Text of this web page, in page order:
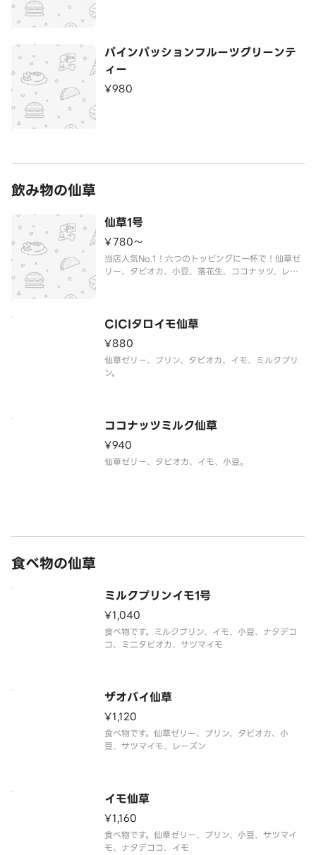
パインパッションフルーツグリーンテ
ィー
¥980
飲み物の仙草
仙草1号
¥780〜
当店人気No.1！六つのトッピングに一杯で！仙草ゼ
リー、タピオカ、小豆、落花生、ココナッツ、レー
CICIタロイモ仙草
¥880
仙草ゼリー、プリン、タピオカ、イモ、ミルクプリ
ン。
ココナッツミルク仙草
¥940
仙草ゼリー、タピオカ、イモ、小豆。
食べ物の仙草
ミルクプリンイモ1号
¥1,040
食べ物です。ミルクプリン、イモ、小豆、ナタデコ
コ、ミ二タピオカ、サツマイモ
ザオバイ仙草
¥1,120
食べ物です。仙草ゼリー、プリン、タピオカ、小
豆、サツマイモ、レーズン
イモ仙草
¥1,160
食べ物です。仙草ゼリー、プリン、小豆、サツマイ
モ、ナタデココ、イモ